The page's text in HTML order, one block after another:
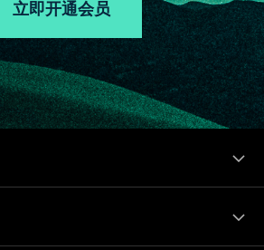
立即开通会员